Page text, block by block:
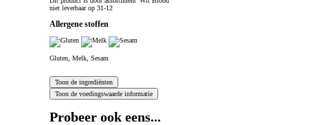
niet leverbaar op 31-12
Allergene stoffen
Gluten, Melk, Sesam
Probeer ook eens...